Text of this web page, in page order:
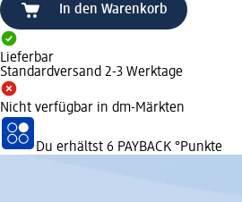
In den Warenkorb
Lieferbar
Standardversand 2-3 Werktage
Nicht verfügbar in dm-Märkten
Du erhältst 6 PAYBACK °Punkte